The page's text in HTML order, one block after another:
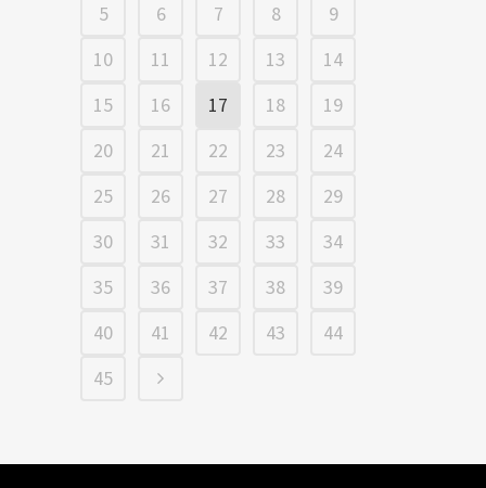
5
6 7 8
9
10
11 12 13
14
15
16 17 18
19
20
21 22 23
24
25
26 27 28
29
30
31 32 33
34
35
36 37 38
39
40
41 42 43
44
45